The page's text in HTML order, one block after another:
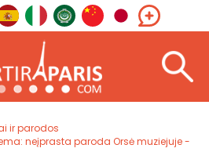
ir parodos
neįprasta paroda Orsė muziejuje -